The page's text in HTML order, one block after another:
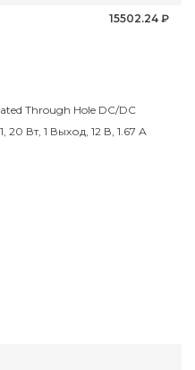
Through Hole DC/DC
20 Вт, 1 Выход, 12 В, 1.67 А
15502.24 ₽